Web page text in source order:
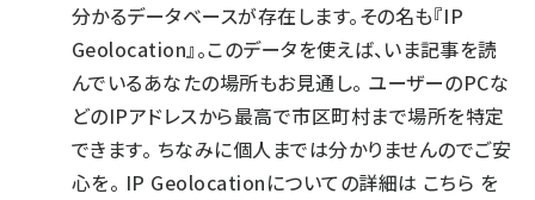
分かるデータベースが存在します。その名も『IP
Geolocation』。このデータを使えば、いま記事を読
んでいるあなたの場所もお見通し。 ユーザーのPCな
どのIPアドレスから最高で市区町村まで場所を特定
できます。 ちなみに個人までは分かりませんのでご安
心を。 IP Geolocationについての詳細は こちら を